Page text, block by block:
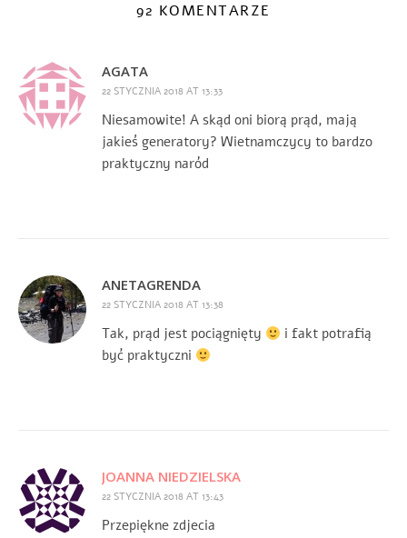
92 KOMENTARZE
AGATA
22 STYCZNIA 2018 AT 13:33
Niesamowite! A skąd oni biorą prąd, mają
jakieś generatory? Wietnamczycy to bardzo
praktyczny naród
ANETAGRENDA
22 STYCZNIA 2018 AT 13:38
Tak, prąd jest pociągnięty
i fakt potrafią
być praktyczni
JOANNA NIEDZIELSKA
22 STYCZNIA 2018 AT 13:43
Przepiękne zdjecia